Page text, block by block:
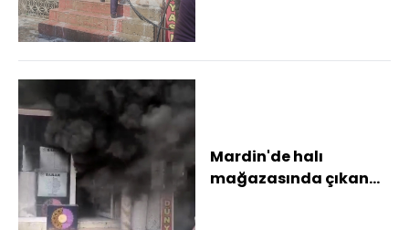
Mardin'de halı
mağazasında çıkan